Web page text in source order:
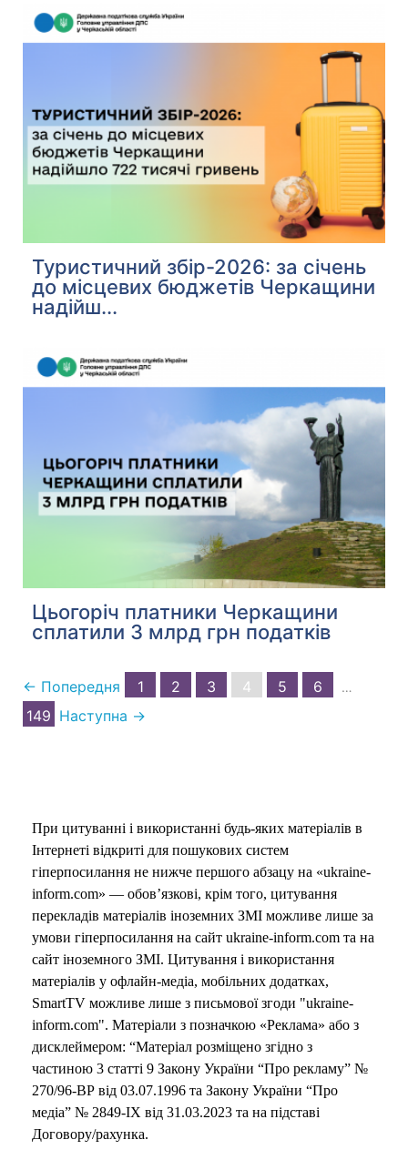
Туристичний збір-2026: за січень
до місцевих бюджетів Черкащини
надійш...
Цьогоріч платники Черкащини
сплатили 3 млрд грн податків
← Попередня 1 2 3 4 5 6 …
149 Наступна →
При цитуванні і використанні будь-яких матеріалів в
Інтернеті відкриті для пошукових систем
гіперпосилання не нижче першого абзацу на «ukraine-
inform.com» — обов’язкові, крім того, цитування
перекладів матеріалів іноземних ЗМІ можливе лише за
умови гіперпосилання на сайт ukraine-inform.com та на
сайт іноземного ЗМІ. Цитування і використання
матеріалів у офлайн-медіа, мобільних додатках,
SmartTV можливе лише з письмової згоди "ukraine-
inform.com". Матеріали з позначкою «Реклама» або з
дисклеймером: “Матеріал розміщено згідно з
частиною 3 статті 9 Закону України “Про рекламу” №
270/96-ВР від 03.07.1996 та Закону України “Про
медіа” № 2849-IX від 31.03.2023 та на підставі
Договору/рахунка.